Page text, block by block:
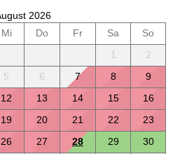
2026
Mi Do Fr Sa
So
1
2
5 6 7 8
9
12 13 14 15
16
19 20 21 22
23
26 27 28 29
30